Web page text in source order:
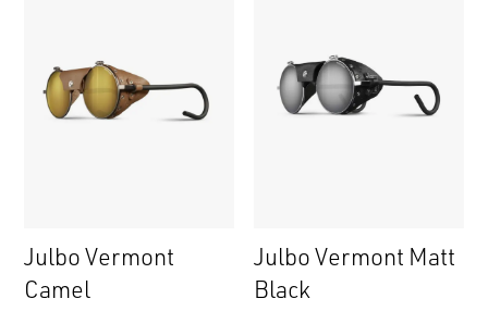
Julbo Vermont
Camel
Julbo Vermont Matt
Black